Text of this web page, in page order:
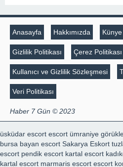
Anasayfa Hakkımızda Künye
Gizlilik Politikası Çerez Politikası
Kullanıcı ve Gizlilik Sözleşmesi
Veri Politikası
Haber 7 Gün © 2023
üsküdar escort escort ümraniye
bursa bayan escort Sakarya Eskort
escort pendik escort kartal escort
kartal escort marmaris escort escort